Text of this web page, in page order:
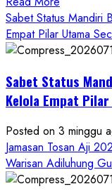
more
about
Dihadiri
Nasional,
Ruwatan
Petilasan
Mohon
Restu
Sabet Status Mandiri
Empat Pilar Utama
Sabet Status
Kelola Empat
Posted on 3 minggu
Jamasan Tosan Aji
Warisan Adiluhung